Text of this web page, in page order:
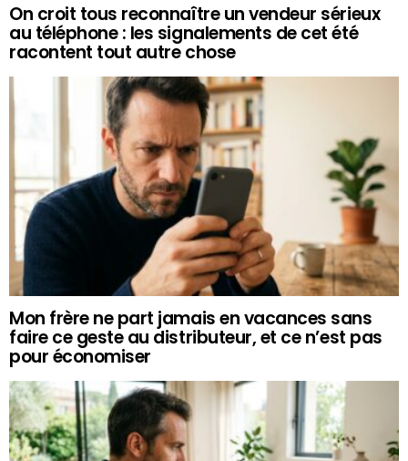
On croit tous reconnaître un vendeur sérieux
au téléphone : les signalements de cet été
racontent tout autre chose
Mon frère ne part jamais en vacances sans
faire ce geste au distributeur, et ce n’est pas
pour économiser